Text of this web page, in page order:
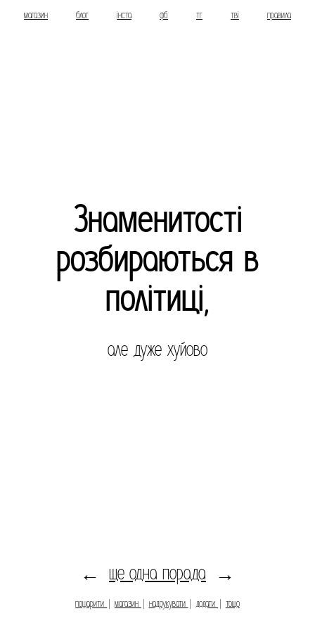
магазин блог інста фб тг тві правила
Знаменитості
розбираються в
політиці,
але дуже хуйово
← ще одна порада →
пошарити магазин надрукувати додати тощо